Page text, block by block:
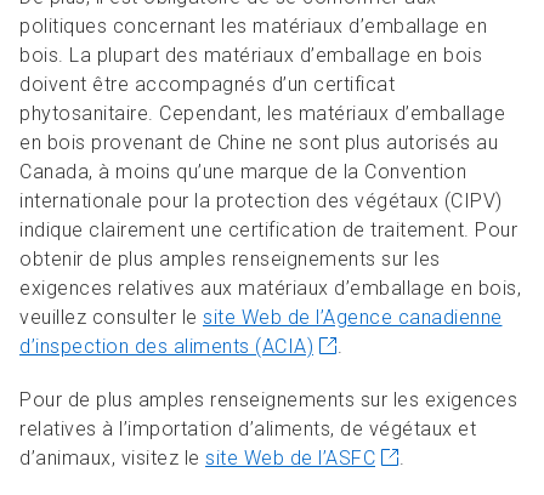
politiques concernant les matériaux d’emballage en
bois. La plupart des matériaux d’emballage en bois
doivent être accompagnés d’un certificat
phytosanitaire. Cependant, les matériaux d’emballage
en bois provenant de Chine ne sont plus autorisés au
Canada, à moins qu’une marque de la Convention
internationale pour la protection des végétaux (CIPV)
indique clairement une certification de traitement. Pour
obtenir de plus amples renseignements sur les
exigences relatives aux matériaux d’emballage en bois,
veuillez consulter le site Web de l’Agence canadienne
d’inspection des aliments (ACIA)
.
Pour de plus amples renseignements sur les exigences
relatives à l’importation d’aliments, de végétaux et
d’animaux, visitez le site Web de l’ASFC .